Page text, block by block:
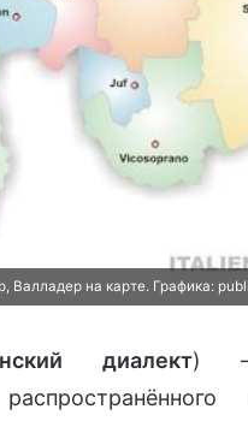
на карте. Графика:
диалект) —